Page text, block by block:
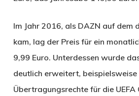
Im Jahr 2016, als DAZN auf dem
kam, lag der Preis für ein
9,99 Euro. Unterdessen wurde
deutlich erweitert, beispielsweise
Übertragungsrechte für die UEFA